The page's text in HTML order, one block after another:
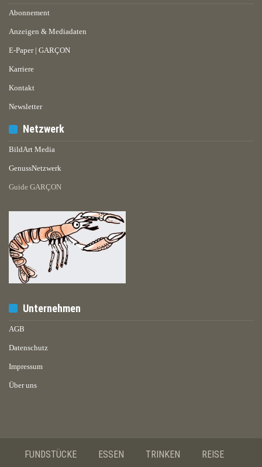
Abonnement
Anzeigen & Mediadaten
E-Paper | GARÇON
Karriere
Kontakt
Newsletter
Netzwerk
BildArt Media
GenussNetzwerk
Guide GARÇON
Unternehmen
AGB
Datenschutz
Impressum
Über uns
FUNDSTÜCKE ESSEN TRINKEN
REISE